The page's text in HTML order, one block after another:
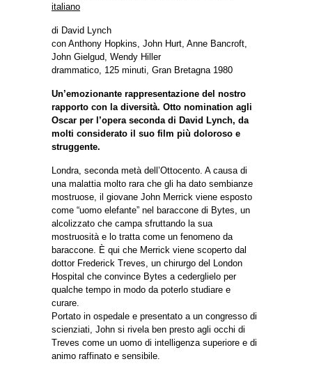
italiano
di David Lynch
con Anthony Hopkins, John Hurt, Anne Bancroft,
John Gielgud, Wendy Hiller
drammatico, 125 minuti, Gran Bretagna 1980
Un’emozionante rappresentazione del nostro
rapporto con la diversità. Otto nomination agli
Oscar per l’opera seconda di David Lynch, da
molti considerato il suo film più doloroso e
struggente.
Londra, seconda metà dell’Ottocento. A causa di
una malattia molto rara che gli ha dato sembianze
mostruose, il giovane John Merrick viene esposto
come “uomo elefante” nel baraccone di Bytes, un
alcolizzato che campa sfruttando la sua
mostruosità e lo tratta come un fenomeno da
baraccone. È qui che Merrick viene scoperto dal
dottor Frederick Treves, un chirurgo del London
Hospital che convince Bytes a cederglielo per
qualche tempo in modo da poterlo studiare e
curare.
Portato in ospedale e presentato a un congresso di
scienziati, John si rivela ben presto agli occhi di
Treves come un uomo di intelligenza superiore e di
animo raffinato e sensibile.